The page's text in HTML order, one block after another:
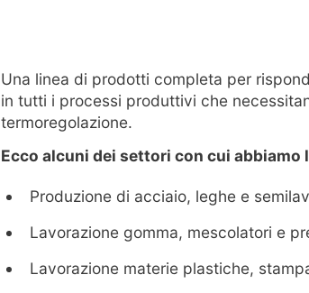
Una linea di prodotti completa per
in tutti i processi produttivi che
termoregolazione.
Ecco alcuni dei settori con cui abbiamo
Produzione di acciaio, leghe e
Lavorazione gomma, mescolatori e
Lavorazione materie plastiche,